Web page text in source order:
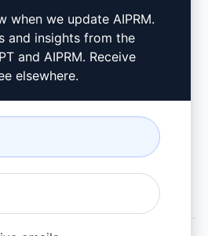
Nasıl kurulur
Google Chrome (en)
Microsoft Edge (en)
when we update AIPRM.
and insights from the
and AIPRM. Receive
elsewhere.